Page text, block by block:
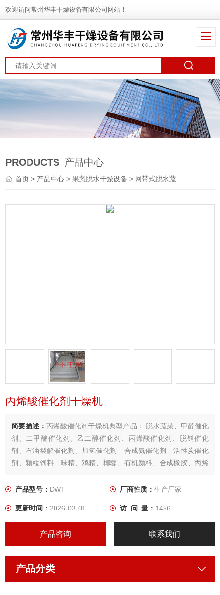
欢迎访问常州华丰干燥设备有限公司网站！
PRODUCTS 产品中心
首页> 产品中心 >果蔬脱水干燥设备 > 网带式脱水蔬菜干燥机
丙烯酸催化剂干燥机
简要描述：丙烯酸催化剂干燥机典型产品： 脱水蔬菜、甲醇催化
剂、二甲醚催化剂、乙二醇催化剂、丙烯酸催化剂、脱销催化
剂、石油裂解催化剂、加氢催化剂、合成氨催化剂、活性炭催化
剂、颗粒饲料、味精、鸡精、椰蓉、有机颜料、合成橡胶、丙烯
钙、白炭黑染料等。
产品型号： DWT 厂商性质： 生产厂家
更新时间：2026-03-01 访 问 量： 1456
产品咨询 联系我们
产品分类